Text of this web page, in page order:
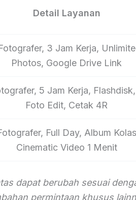
Detail Layanan
3 Jam Kerja,
Photos, Google Drive Link
5 Jam Kerja,
Foto Edit, Cetak 4R
Full Day, Album
Cinematic Video 1 Menit
dapat berubah sesuai
permintaan khusus